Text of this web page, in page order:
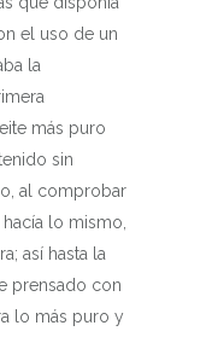
el uso de un
la
más puro
sin
al comprobar
lo mismo,
así hasta la
prensado con
lo más puro y